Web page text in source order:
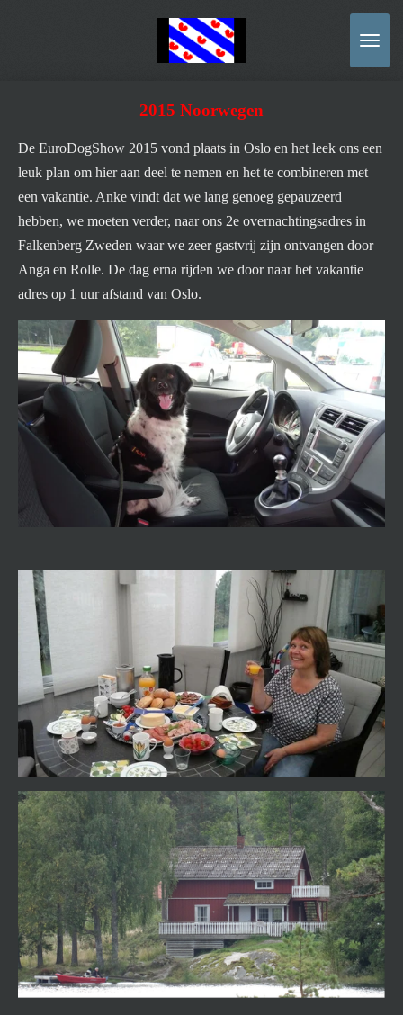
2015 Noorwegen
De EuroDogShow 2015 vond plaats in Oslo en het leek ons een
leuk plan om hier aan deel te nemen en het te combineren met
een vakantie. Anke vindt dat we lang genoeg gepauzeerd
hebben, we moeten verder, naar ons 2e overnachtingsadres in
Falkenberg Zweden waar we zeer gastvrij zijn ontvangen door
Anga en Rolle. De dag erna rijden we door naar het vakantie
adres op 1 uur afstand van Oslo.